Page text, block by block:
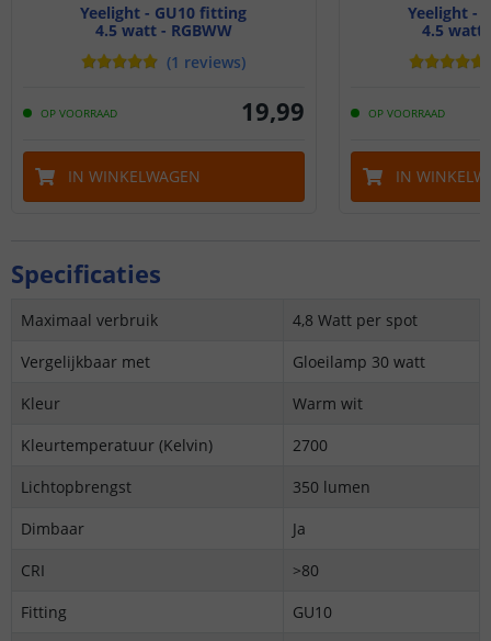
Yeelight - GU10 fitting
4.5 watt - RGBWW
(1 reviews)
OP VOORRAAD 19,99
IN WINKELWAGEN
Yeelight -
4.5 watt
OP VOORRAAD
IN
Specificaties
Maximaal verbruik
4,8 Watt per spot
Vergelijkbaar met
Gloeilamp 30 watt
Kleur
Warm wit
Kleurtemperatuur (Kelvin)
2700
Lichtopbrengst
350 lumen
Dimbaar
Ja
CRI
>80
Fitting
GU10